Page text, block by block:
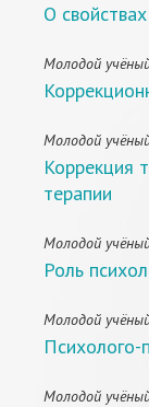
О
Молодой
Молодой
Коррекция
терапии
Молодой
Роль
Молодой
Психолого-
Молодой